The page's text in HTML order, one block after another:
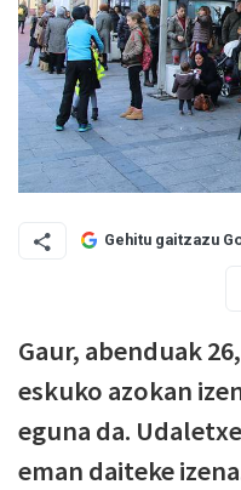
Gehitu gaitzazu
Gaur, abenduak
eskuko azokan
eguna da.
eman daiteke